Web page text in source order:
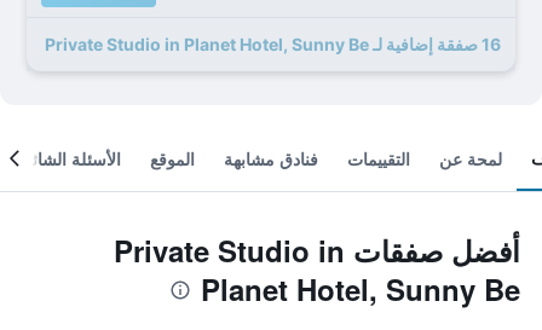
16 صفقة إضافية لـ Private Studio in Planet Hotel, Sunny Be
لمحة عن التقييمات فنادق مشابهة الموقع الأسئلة الشائعة
أفضل صفقات Private Studio in
Planet Hotel, Sunny Be